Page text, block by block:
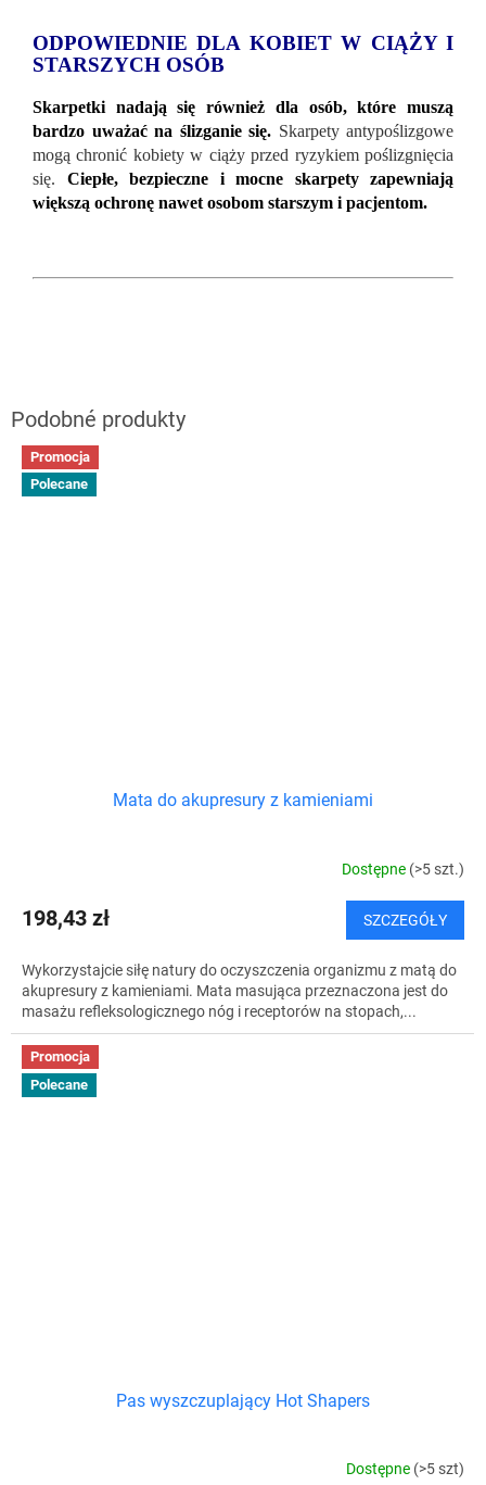
ODPOWIEDNIE DLA KOBIET W CIĄŻY I
STARSZYCH OSÓB
Skarpetki nadają się również dla osób, które muszą
bardzo uważać na ślizganie się. Skarpety antypoślizgowe
mogą chronić kobiety w ciąży przed ryzykiem poślizgnięcia
się. Ciepłe, bezpieczne i mocne skarpety zapewniają
większą ochronę nawet osobom starszym i pacjentom.
Promocja
Polecane
Mata do akupresury z kamieniami
Dostępne (>5 szt.)
198,43 zł SZCZEGÓŁY
Wykorzystajcie siłę natury do oczyszczenia organizmu z matą do
akupresury z kamieniami. Mata masująca przeznaczona jest do
masażu refleksologicznego nóg i receptorów na stopach,...
Promocja
Polecane
Pas wyszczuplający Hot Shapers
Dostępne (>5 szt)